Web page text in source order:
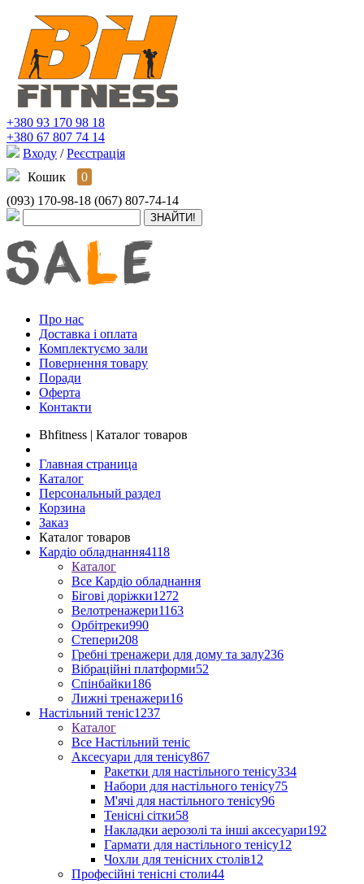
+380 93 170 98 18
+380 67 807 74 14
Входу / Реєстрація
Кошик
0
(093) 170-98-18 (067) 807-74-14
Про нас
Доставка і оплата
Комплектуємо зали
Повернення товару
Поради
Оферта
Контакти
Bhfitness | Каталог товаров
Главная страница
Каталог
Персональный раздел
Корзина
Заказ
Каталог товаров
Кардіо обладнання4118
Каталог
Все Кардіо обладнання
Бігові доріжки1272
Велотренажери1163
Орбітреки990
Степери208
Гребні тренажери для дому та залу236
Вібраційні платформи52
Спінбайки186
Лижні тренажери16
Настільний теніс1237
Каталог
Все Настільний теніс
Аксесуари для тенісу867
Ракетки для настільного тенісу334
Набори для настільного тенісу75
М'ячі для настільного тенісу96
Тенісні сітки58
Накладки аерозолі та інші аксесуари192
Гармати для настільного тенісу12
Чохли для тенісних столів12
Професійні тенісні столи44